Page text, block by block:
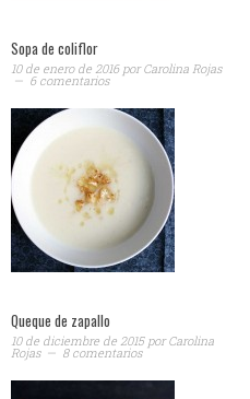
Sopa de coliflor
10 de enero de 2016porCarolina Rojas
6 comentarios
Queque de zapallo
10 de diciembre de 2015porCarolina
Rojas 8 comentarios